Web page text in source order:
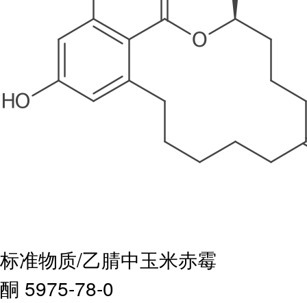
标准物质/乙腈中玉米赤霉
酮 5975-78-0